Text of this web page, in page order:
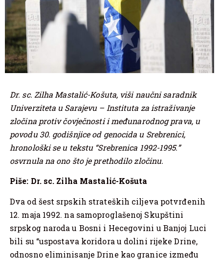
Dr. sc. Zilha Mastalić-Košuta, viši naučni saradnik
Univerziteta u Sarajevu – Instituta za istraživanje
zločina protiv čovječnosti i međunarodnog prava, u
povodu 30. godišnjice od genocida u Srebrenici,
hronološki se u tekstu “Srebrenica 1992-1995.”
osvrnula na ono što je prethodilo zločinu.
Piše: Dr. sc. Zilha Mastalić-Košuta
Dva od šest srpskih strateških ciljeva potvrđenih
12. maja 1992. na samoproglašenoj Skupštini
srpskog naroda u Bosni i Hecegovini u Banjoj Luci
bili su “uspostava koridora u dolini rijeke Drine,
odnosno eliminisanje Drine kao granice između